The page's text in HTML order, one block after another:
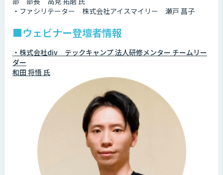
・ファシリテーター 株式会社アイスマイリー 瀬戸 菖子
■ウェビナー登壇者情報
・株式会社div テックキャンプ 法人研修メンター チームリー
ダー
和田 将悟 氏